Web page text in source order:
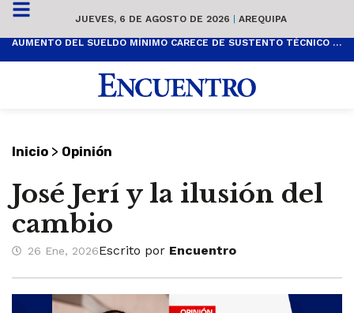
JUEVES, 6 DE AGOSTO DE 2026 | AREQUIPA
AUMENTO DEL SUELDO MÍNIMO CARECE DE SUSTENTO TÉCNICO Y ES POPULISTA
Inicio > Opinión
José Jerí y la ilusión del
cambio
26 Ene, 2026Escrito por Encuentro